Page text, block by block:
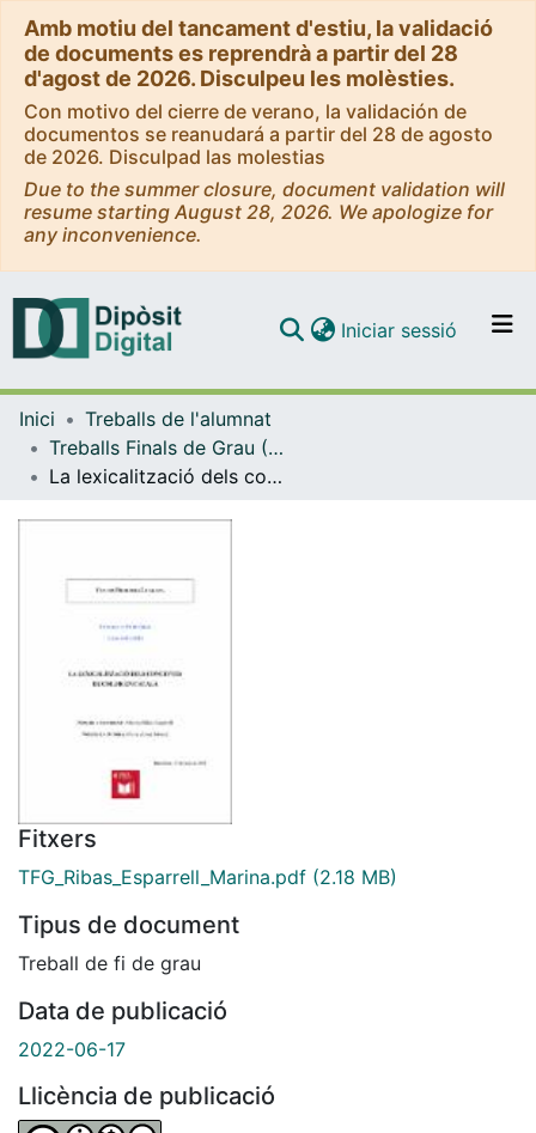
Amb motiu del tancament d'estiu, la validació
de documents es reprendrà a partir del 28
d'agost de 2026. Disculpeu les molèsties.
Con motivo del cierre de verano, la validación de
documentos se reanudará a partir del 28 de agosto
de 2026. Disculpad las molestias
Due to the summer closure, document validation will
resume starting August 28, 2026. We apologize for
any inconvenience.
Navega per tot el DD
Iniciar sessió (current)
Inici
Treballs de l'alumnat
Treballs Finals de Grau (TFG) - Filologia Catalana
La lexicalització dels conceptes de color en català
Fitxers
TFG_Ribas_Esparrell_Marina.pdf (2.18 MB)
Tipus de document
Treball de fi de grau
Data de publicació
2022-06-17
Llicència de publicació